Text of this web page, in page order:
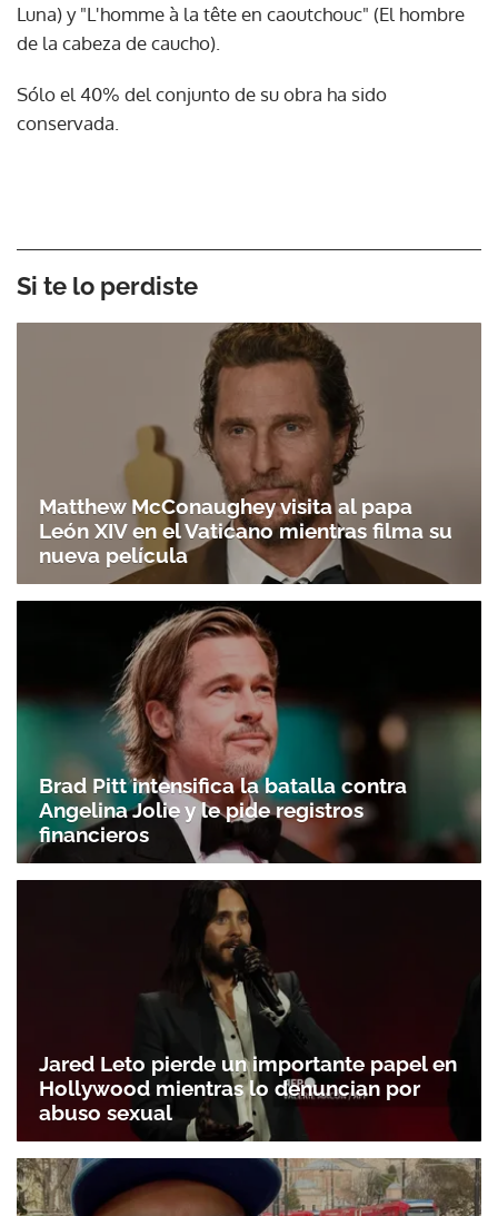
Luna) y "L'homme à la tête en caoutchouc" (El hombre
de la cabeza de caucho).
Sólo el 40% del conjunto de su obra ha sido
conservada.
Si te lo perdiste
Matthew McConaughey visita al papa
León XIV en el Vaticano mientras filma su
nueva película
Brad Pitt intensifica la batalla contra
Angelina Jolie y le pide registros
financieros
Jared Leto pierde un importante papel en
Hollywood mientras lo denuncian por
abuso sexual